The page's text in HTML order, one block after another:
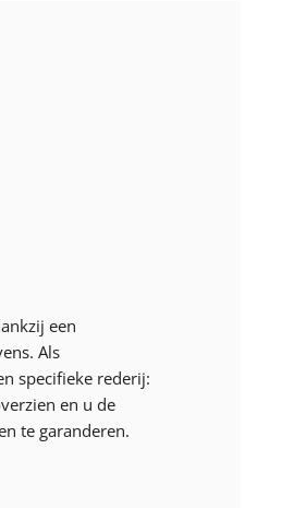
een
Als
specifieke rederij:
en u de
te garanderen.